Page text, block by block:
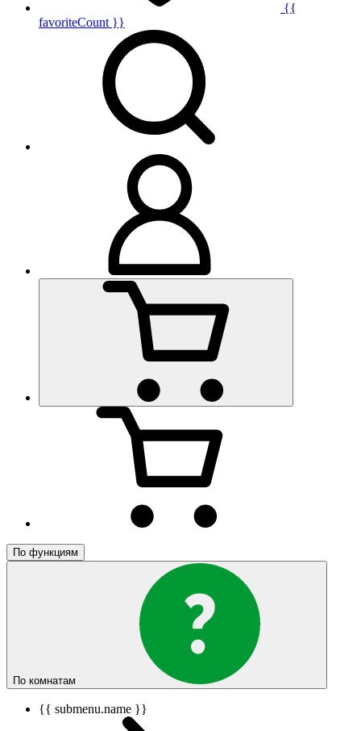
{{
favoriteCount }}
По функциям
По комнатам
{{ submenu.name }}